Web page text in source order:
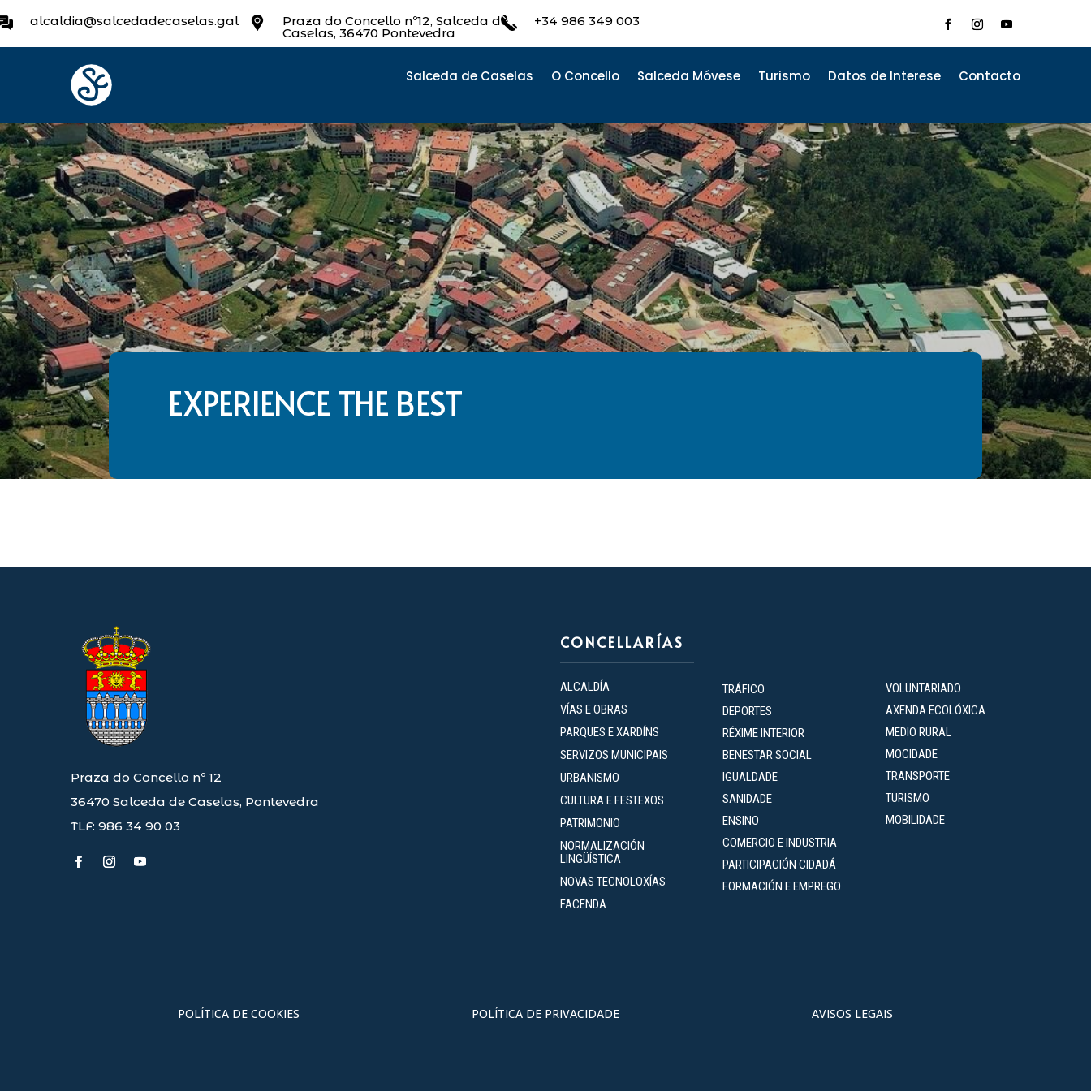
alcaldia@salcedadecaselas.gal Praza do Concello nº12, Salceda de
Caselas, 36470 Pontevedra
+34 986 349 003
Salceda de Caselas O Concello Salceda Móvese Turismo Datos de Interese Contacto
EXPERIENCE THE BEST
Praza do Concello nº 12
36470 Salceda de Caselas, Pontevedra
TLF: 986 34 90 03
CONCELLARÍAS
ALCALDÍA
VÍAS E OBRAS
PARQUES E XARDÍNS
SERVIZOS MUNICIPAIS
URBANISMO
CULTURA E FESTEXOS
PATRIMONIO
NORMALIZACIÓN
LINGÜÍSTICA
NOVAS TECNOLOXÍAS
FACENDA
TRÁFICO
DEPORTES
RÉXIME INTERIOR
BENESTAR SOCIAL
IGUALDADE
SANIDADE
ENSINO
COMERCIO E INDUSTRIA
PARTICIPACIÓN CIDADÁ
FORMACIÓN E EMPREGO
VOLUNTARIADO
AXENDA ECOLÓXICA
MEDIO RURAL
MOCIDADE
TRANSPORTE
TURISMO
MOBILIDADE
POLÍTICA DE COOKIES POLÍTICA DE PRIVACIDADE AVISOS LEGAIS